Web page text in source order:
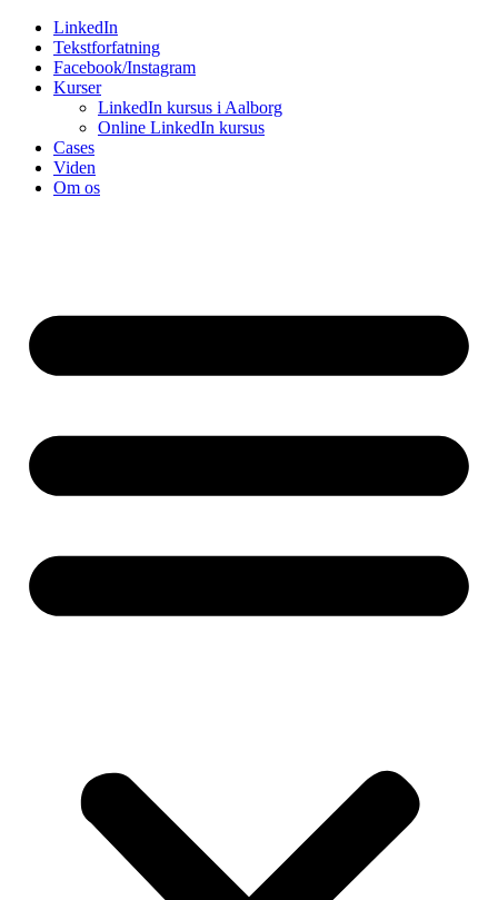
Videre
indhold
LinkedIn
Tekstforfatning
Facebook/Instagram
Kurser
LinkedIn kursus i Aalborg
Online LinkedIn kursus
Cases
Viden
Om os